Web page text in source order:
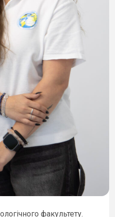
факультету.